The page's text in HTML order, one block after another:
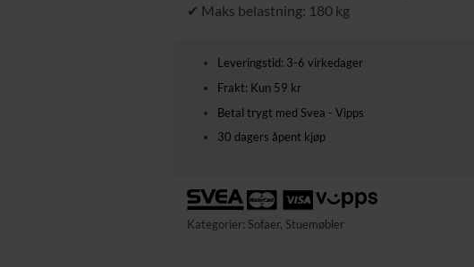
✔ Maks belastning: 180 kg
Leveringstid: 3-6 virkedager
Frakt: Kun 59 kr
Betal trygt med Svea - Vipps
30 dagers åpent kjøp
Kategorier: Sofaer, Stuemøbler